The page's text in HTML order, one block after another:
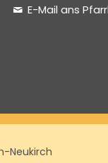
E-Mail ans
Neukirch